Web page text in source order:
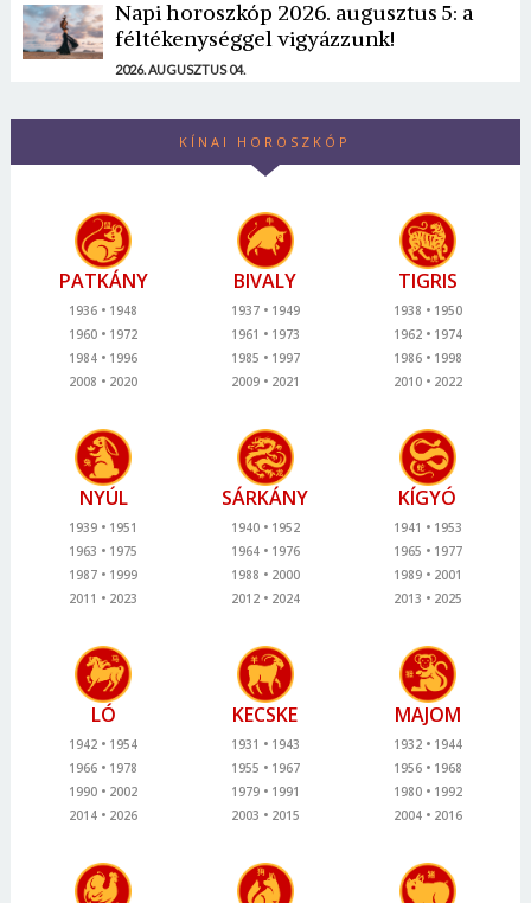
Napi horoszkóp 2026. augusztus 5: a
féltékenységgel vigyázzunk!
2026. AUGUSZTUS 04.
KÍNAI HOROSZKÓP
PATKÁNY
1936
1948
1960
1972
1984
1996
2008
2020
BIVALY
1937
1949
1961
1973
1985
1997
2009
2021
TIGRIS
1938
1950
1962
1974
1986
1998
2010
2022
NYÚL
1939
1951
1963
1975
1987
1999
2011
2023
SÁRKÁNY
1940
1952
1964
1976
1988
2000
2012
2024
KÍGYÓ
1941
1953
1965
1977
1989
2001
2013
2025
LÓ
1942
1954
1966
1978
1990
2002
2014
2026
KECSKE
1931
1943
1955
1967
1979
1991
2003
2015
MAJOM
1932
1944
1956
1968
1980
1992
2004
2016